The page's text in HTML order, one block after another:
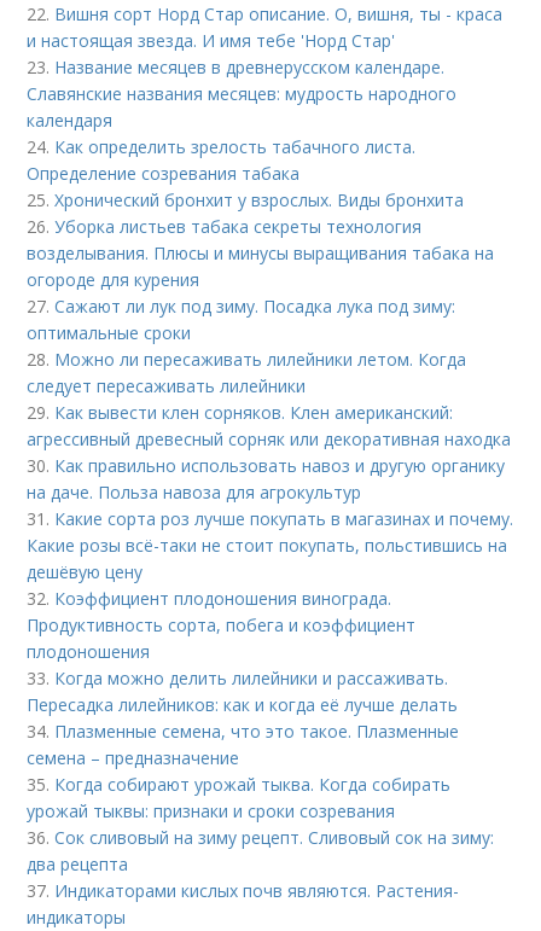
22. Вишня сорт Норд Стар описание. О, вишня, ты - краса
и настоящая звезда. И имя тебе 'Hорд Стар'
23. Название месяцев в древнерусском календаре.
Славянские названия месяцев: мудрость народного
календаря
24. Как определить зрелость табачного листа.
Определение созревания табака
25.Хронический бронхит у взрослых. Виды бронхита
26.Уборка листьев табака секреты технология
возделывания. Плюсы и минусы выращивания табака на
огороде для курения
27.Сажают ли лук под зиму. Посадка лука под зиму:
оптимальные сроки
28. Можно ли пересаживать лилейники летом. Когда
следует пересаживать лилейники
29. Как вывести клен сорняков. Клен американский:
агрессивный древесный сорняк или декоративная находка
30. Как правильно использовать навоз и другую органику
на даче. Польза навоза для агрокультур
31. Какие сорта роз лучше покупать в магазинах и почему.
Какие розы всё-таки не стоит покупать, польстившись на
дешёвую цену
32. Коэффициент плодоношения винограда.
Продуктивность сорта, побега и коэффициент
плодоношения
33. Когда можно делить лилейники и рассаживать.
Пересадка лилейников: как и когда её лучше делать
34. Плазменные семена, что это такое. Плазменные
семена – предназначение
35. Когда собирают урожай тыква. Когда собирать
урожай тыквы: признаки и сроки созревания
36.Сок сливовый на зиму рецепт. Сливовый сок на зиму:
два рецепта
37. Индикаторами кислых почв являются. Растения-
индикаторы